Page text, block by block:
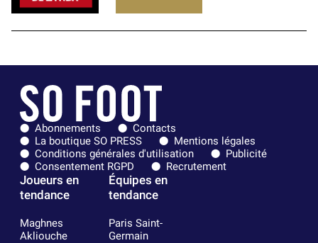
Abonnements
Contacts
La boutique SO PRESS
Mentions légales
Conditions générales d'utilisation
Publicité
Consentement RGPD
Recrutement
Joueurs en
tendance
Maghnes
Akliouche
Équipes en
tendance
Paris Saint-
Germain